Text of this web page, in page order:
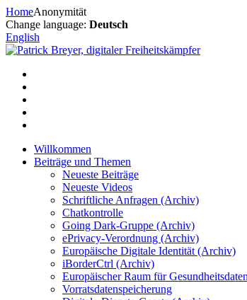
Zum
Inhalt
springen
HomeAnonymität
Change language: Deutsch
English
Willkommen
Beiträge und Themen
Neueste Beiträge
Neueste Videos
Schriftliche Anfragen (Archiv)
Chatkontrolle
Going Dark-Gruppe (Archiv)
ePrivacy-Verordnung (Archiv)
Europäische Digitale Identität (Archiv)
iBorderCtrl (Archiv)
Europäischer Raum für
Vorratsdatenspeicherung